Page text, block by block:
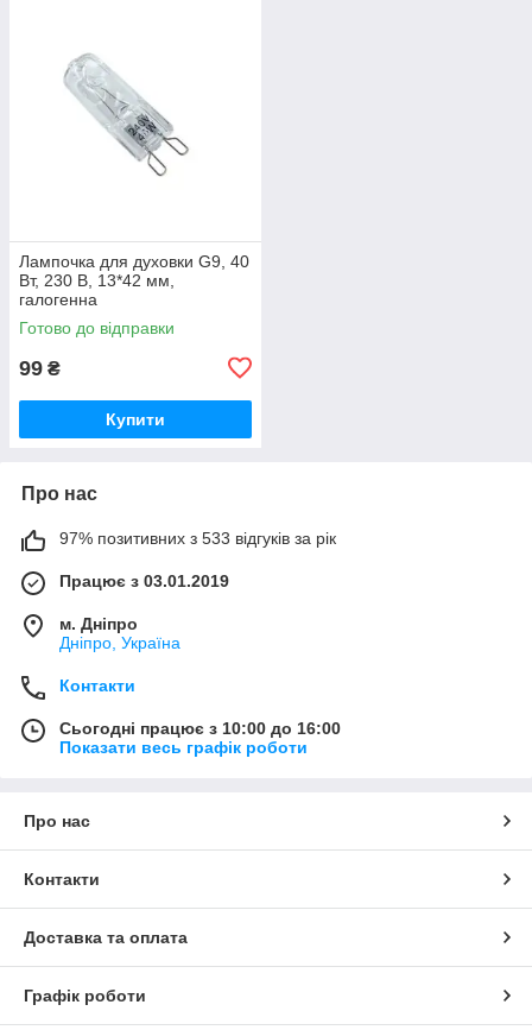
Лампочка для духовки G9, 40
Вт, 230 В, 13*42 мм,
галогенна
Готово до відправки
99 ₴
Купити
Про нас
97% позитивних з 533 відгуків за рік
Працює з 03.01.2019
м. Дніпро
Дніпро, Україна
Контакти
Сьогодні працює з 10:00 до 16:00
Показати весь графік роботи
Про нас
Контакти
Доставка та оплата
Графік роботи